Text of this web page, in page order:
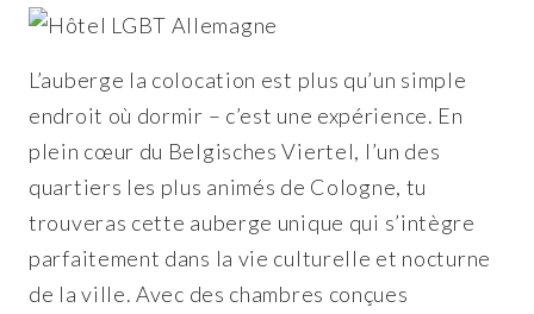
L’auberge la colocation est plus qu’un simple
endroit où dormir – c’est une expérience. En
plein cœur du Belgisches Viertel, l’un des
quartiers les plus animés de Cologne, tu
trouveras cette auberge unique qui s’intègre
parfaitement dans la vie culturelle et nocturne
de la ville. Avec des chambres conçues